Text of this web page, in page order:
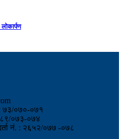
७३/०७०-०७१
०७३-०७४
नं. : २६५२/०७७ -०७८